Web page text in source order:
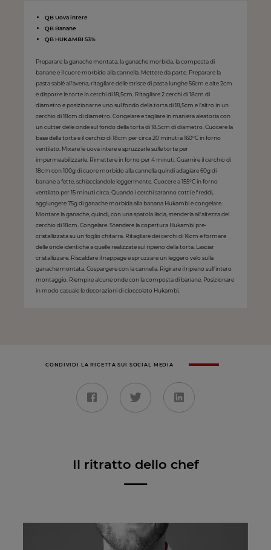
QB Uova intere
QB Banane
QB HUKAMBI 53%
Preparare la ganache montata, la ganache morbida, la composta di
banane e il cuore morbido alla cannella. Mettere da parte. Preparare la
pasta sablé all'avena, ritagliare delle strisce di pasta lunghe 56cm e alte 2cm
e disporre le torte in cerchi di 18,5cm. Ritagliare 2 cerchi di 18cm di
diametro e posizionarne uno sul fondo della torta di 18,5cm e l'altro in un
cerchio di 18cm di diametro. Congelare e tagliare in maniera aleatoria con
un cutter delle onde sul fondo della torta di 18,5cm di diametro. Cuocere la
base della torta e il cerchio di 18cm per circa 20 minuti a 160°C in forno
ventilato. Mixare le uova intere e spruzzarle sulle torte per
impermeabilizzarle. Rimettere in forno per 4 minuti. Guarnire il cerchio di
18cm con 100g di cuore morbido alla cannella quindi adagiare 60g di
banane a fette, schiacciandole leggermente. Cuocere a 155°C in forno
ventilato per 15 minuti circa. Quando i cerchi saranno cotti e freddi,
aggiungere 75g di ganache morbida alla banana Hukambi e congelare.
Montare la ganache, quindi, con una spatola liscia, stenderla all'altezza del
cerchio di 18cm. Congelare. Stendere la copertura Hukambi pre-
cristallizzata su un foglio chitarra. Ritagliare dei cerchi di 16cm e formare
delle onde identiche a quelle realizzate sul ripieno della torta. Lasciar
cristallizzare. Riscaldare il nappage e spruzzare un leggero velo sulla
ganache montata. Cospargere con la cannella. Rigirare il ripieno sull'intero
montaggio. Riempire alcune onde con la composta di banane. Posizionare
in modo casuale le decorazioni di cioccolato Hukambi.
CONDIVIDI LA RICETTA SUI SOCIAL MEDIA
Il ritratto dello chef